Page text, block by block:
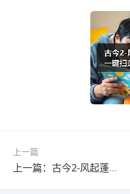
上一篇
上一篇：古今2-风起蓬莱追击流鬼市幻境打法